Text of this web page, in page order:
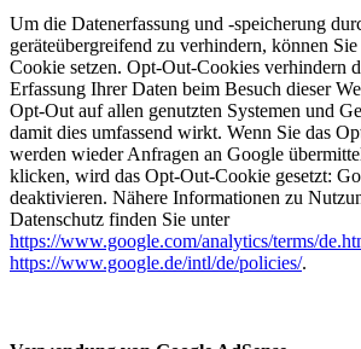
Um die Datenerfassung und -speicherung
geräteübergreifend zu verhindern, können
Cookie setzen. Opt-Out-Cookies verhindern
Erfassung Ihrer Daten beim Besuch dieser
Opt-Out auf allen genutzten Systemen und
damit dies umfassend wirkt. Wenn Sie das
werden wieder Anfragen an Google
klicken, wird das Opt-Out-Cookie gesetzt:
deaktivieren. Nähere Informationen zu
Datenschutz finden Sie unter
https://www.google.com/analytics/terms/
https://www.google.de/intl/de/policies/.